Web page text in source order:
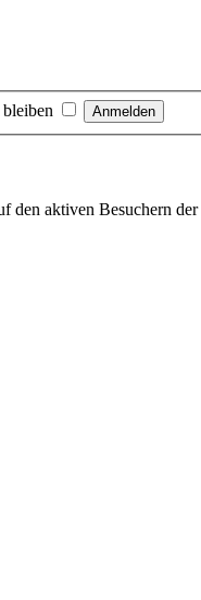
den aktiven Besuchern